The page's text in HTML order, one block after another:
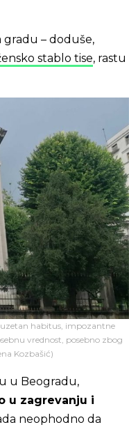
gradu – doduše,
stablo tise, rastu
habitus, impozantne
vrednost, posebno zbog
Kozbašić)
u Beogradu,
u zagrevanju i
neophodno da